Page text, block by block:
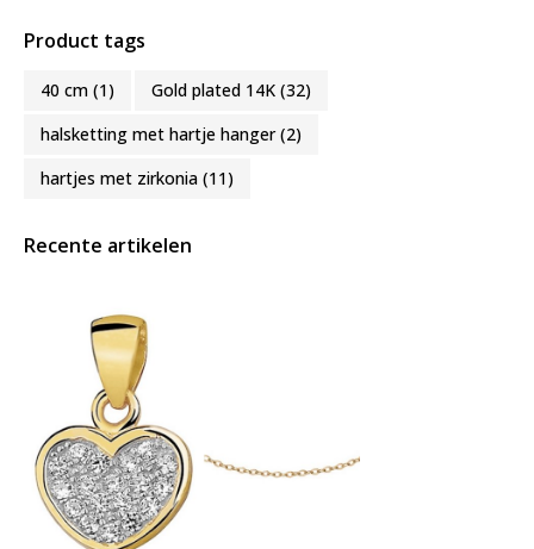
Product tags
40 cm (1) Gold plated 14K (32)
halsketting met hartje hanger(2)
hartjes met zirkonia (11)
Recente artikelen